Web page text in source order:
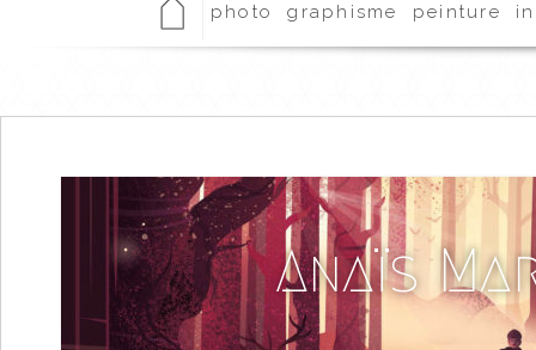
photo graphisme peinture
Anaïs